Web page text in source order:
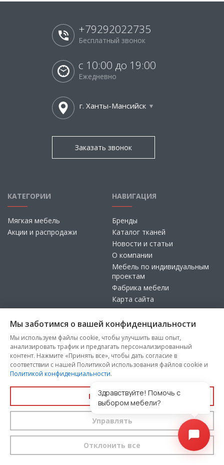
+79292022735
Бесплатный звонок
с 10:00 до 19:00
Ежедневно
г. Ханты-Мансийск
Заказать звонок
КАТЕГОРИИ
Мягкая мебель
Акции и распродажи
НАВИГАЦИЯ
Бренды
Каталог тканей
Новости и статьи
О компании
Мебель по индивидуальным
проектам
Фабрика мебели
Карта сайта
ПОМОЩЬ
Доставка
Оплата
Гарантии
специалистом
Выбор ткани для мебели без
СПОСОБЫ ОПЛАТЫ
КОНТАКТЫ
Мы заботимся о вашей конфиденциальности
Мы используем файлы cookie, чтобы улучшить ваш опыт,
анализировать трафик и предлагать персонализированный
контент. Нажмите «Принять все», чтобы дать согласие в
соответствии с нашей Политикой использования файлов cookie и
Политикой конфиденциальности.
Принять все
Управлять
Отклонить все
Здравствуйте! Помочь с
выбором мебели?